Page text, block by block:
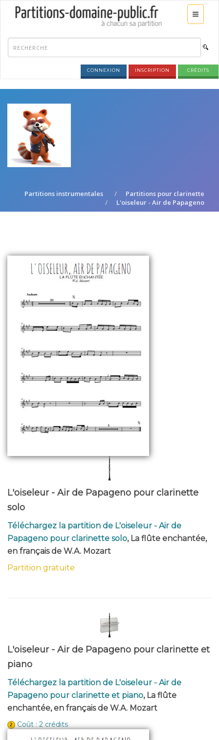
CONNEXION INSCRIPTION CRÉDITS
Partitions instrumentales
Partitions pour clarinette
L'oiseleur - Air de Papageno
L'oiseleur - Air de Papageno pour clarinette
solo
Téléchargez la partition de L'oiseleur - Air de
Papageno pour clarinette solo, La flûte enchantée,
en français de W.A. Mozart
Partition gratuite
L'oiseleur - Air de Papageno pour clarinette et
piano
Téléchargez la partition de L'oiseleur - Air de
Papageno pour clarinette et piano, La flûte
enchantée, en français de W.A. Mozart
Coût : 2 crédits